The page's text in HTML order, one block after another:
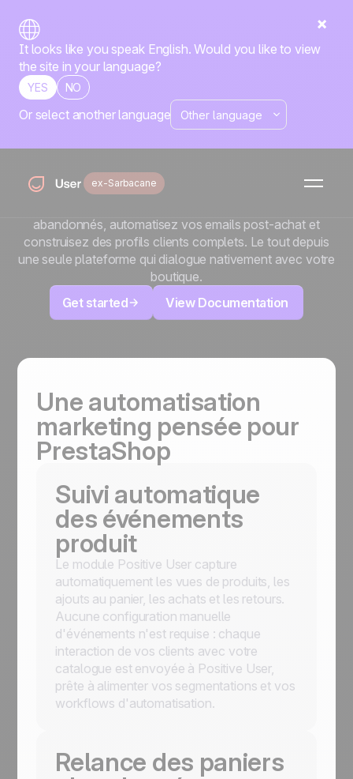
It looks like you speak English. Would you like to view
the site in your language?
YES NO
Or select another language
ex-Sarbacane
x
PrestaShop
Faites de votre boutique PrestaShop une véritable
machine à conversion. Avec le module Positive User,
abandonnés, automatisez vos emails post-achat et
construisez des profils clients complets. Le tout depuis
une seule plateforme qui dialogue nativement avec votre
boutique.
Get started
View Documentation
Une automatisation
marketing pensée pour
PrestaShop
Suivi automatique
des événements
produit
Le module Positive User capture
automatiquement les vues de produits, les
ajouts au panier, les achats et les retours.
Aucune configuration manuelle
d'événements n'est requise : chaque
interaction de vos clients avec votre
catalogue est envoyée à Positive User,
prête à alimenter vos segmentations et vos
workflows d'automatisation.
Relance des paniers